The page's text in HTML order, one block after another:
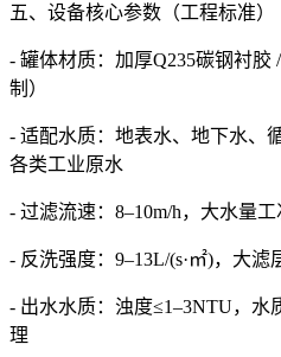
五、设备核心参数（工程标准）
- 罐体材质：加厚Q235碳钢衬胶
制）
- 适配水质：地表水、地下水、
各类工业原水
- 过滤流速：8–10m/h，大水量
- 反洗强度：9–13L/(s·㎡)，大
- 出水水质：浊度≤1–3NTU，水
理